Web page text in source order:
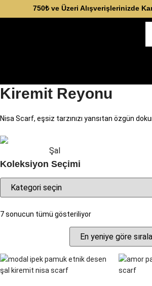
750₺ ve Üzeri Alışverişlerinizde
Kiremit Reyonu
Nisa Scarf, eşsiz tarzınızı yansıtan özgün
Şal
Koleksiyon Seçimi
7 sonucun tümü gösteriliyor